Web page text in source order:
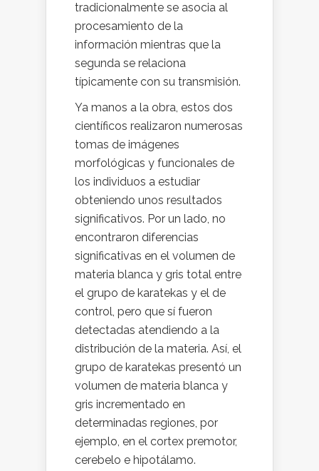
tradicionalmente se asocia al
procesamiento de la
información mientras que la
segunda se relaciona
típicamente con su transmisión.
Ya manos a la obra, estos dos
científicos realizaron numerosas
tomas de imágenes
morfológicas y funcionales de
los individuos a estudiar
obteniendo unos resultados
significativos. Por un lado, no
encontraron diferencias
significativas en el volumen de
materia blanca y gris total entre
el grupo de karatekas y el de
control, pero que sí fueron
detectadas atendiendo a la
distribución de la materia. Así, el
grupo de karatekas presentó un
volumen de materia blanca y
gris incrementado en
determinadas regiones, por
ejemplo, en el cortex premotor,
cerebelo e hipotálamo.